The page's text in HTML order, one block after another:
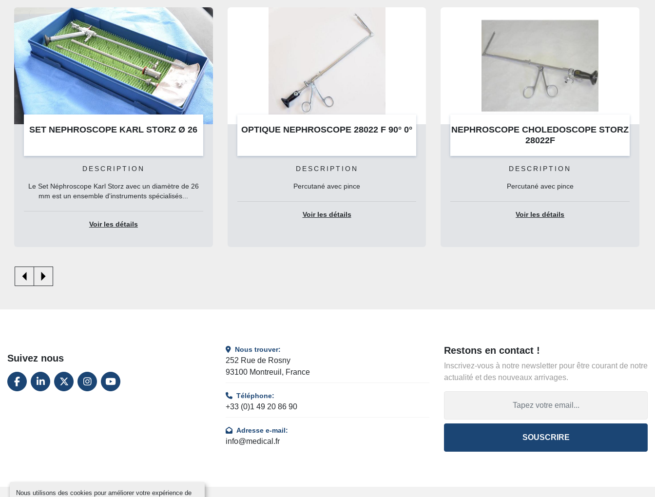
Nous utilisons des cookies pour améliorer votre expérience de
Ø 26
diamètre de 26
spécialisés...
OPTIQUE NEPHROSCOPE 28022 F 90° 0°
Percutané avec pince
NEPHROSCOPE CHOLEDOSCOPE STORZ
OSMOSE INVERSE
AQUAUNO POUR UN POSTE
Suivez nous
FACEBOOK
LINKEDINTWITTERINSTAGRAM
YOUTUBE
Nous trouver:
252 Rue de Rosny
93100 Montreuil, France
Téléphone:
+33 (0)1 49 20 86 90
Adresse e-mail:
info@medical.fr
Restons en contact !
Inscrivez-vous à notre newsletter pour être courant de notre
actualité et des nouveaux arrivages.
SOUSCRIRE